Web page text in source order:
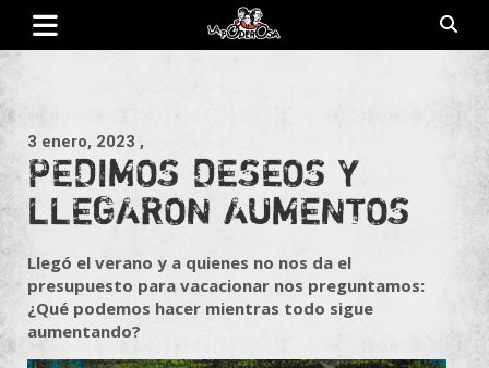
Saltar
contenido
3 enero, 2023 ,
PEDIMOS DESEOS Y
LLEGARON AUMENTOS
Llegó el verano y a quienes no nos da el
presupuesto para vacacionar nos preguntamos:
¿Qué podemos hacer mientras todo sigue
aumentando?